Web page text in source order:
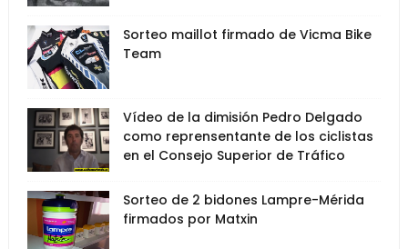
Sorteo maillot firmado de Vicma Bike
Team
Vídeo de la dimisión Pedro Delgado
como reprensentante de los ciclistas
en el Consejo Superior de Tráfico
Sorteo de 2 bidones Lampre-Mérida
firmados por Matxin